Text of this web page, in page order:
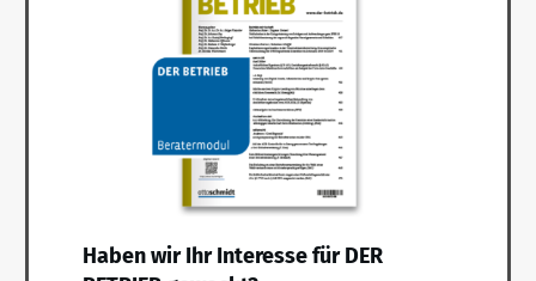
Haben wir Ihr Interesse für DER